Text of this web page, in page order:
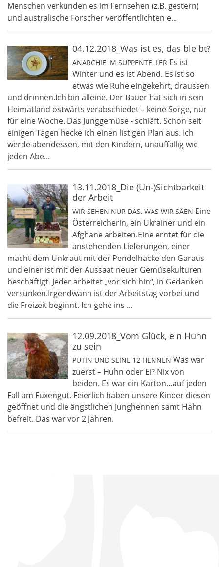
Menschen verkünden es im Fernsehen (z.B. gestern)
und australische Forscher veröffentlichten e...
04.12.2018_Was ist es, das bleibt?
ANARCHIE IM SUPPENTELLER Es ist
Winter und es ist Abend. Es ist so
etwas wie Ruhe eingekehrt, draussen
und drinnen.Ich bin alleine. Der Bauer hat sich in sein
Heimatland ostwärts verabschiedet – keine Sorge, nur
für eine Woche. Das Junggemüse - schläft. Schon seit
einigen Tagen hecke ich einen listigen Plan aus. Ich
werde abendessen, mit den Kindern, unauffällig wie
jeden Abe...
13.11.2018_Die (Un-)Sichtbarkeit
der Arbeit
WIR SEHEN NUR DAS, WAS WIR SÄEN Eine
Österreicherin, ein Ukrainer und ein
Afghane arbeiten.Eine erntet für die
anstehenden Lieferungen, einer
macht dem Unkraut mit der Pendelhacke den Garaus
und einer ist mit der Aussaat neuer Gemüsekulturen
beschäftigt. Jeder arbeitet „vor sich hin“, in Gedanken
versunken.Irgendwann ist der Arbeitstag vorbei und
die Freizeit beginnt. Ich gehe ins ...
12.09.2018_Vom Glück, ein Huhn
zu sein
PUTIN UND SEINE 12 HENNEN Was war
zuerst – Huhn oder Ei? Nix von
beiden. Es war ein Karton…auf jeden
Fall am Fuxengut. Feierlich haben unsere Kinder diesen
geöffnet und die ängstlichen Junghennen samt Hahn
befreit. Das war vor 2 Jahren.